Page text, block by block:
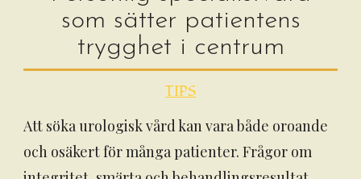
som sätter patientens
trygghet i centrum
TIPS
Att söka urologisk vård kan vara både oroande
och osäkert för många patienter. Frågor om